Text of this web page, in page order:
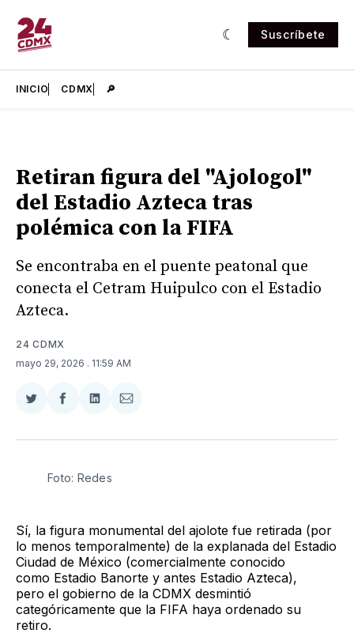
Suscríbete
INICIO CDMX 🔎
Retiran figura del "Ajologol"
del Estadio Azteca tras
polémica con la FIFA
Se encontraba en el puente peatonal que
conecta el Cetram Huipulco con el Estadio
Azteca.
24 CDMX
mayo 29, 2026 . 11:59 AM
Compartir
Twitter
Compartir
Facebook
Compartir
LinkedIn
Compartir
Email
Foto: Redes
Sí, la figura monumental del ajolote fue retirada (por
lo menos temporalmente) de la explanada del Estadio
Ciudad de México (comercialmente conocido
como Estadio Banorte y antes Estadio Azteca),
pero el gobierno de la CDMX desmintió
categóricamente que la FIFA haya ordenado su
retiro.